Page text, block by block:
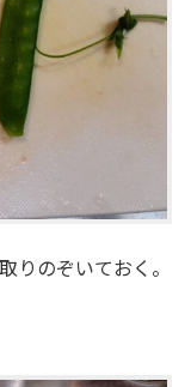
りのぞいておく。